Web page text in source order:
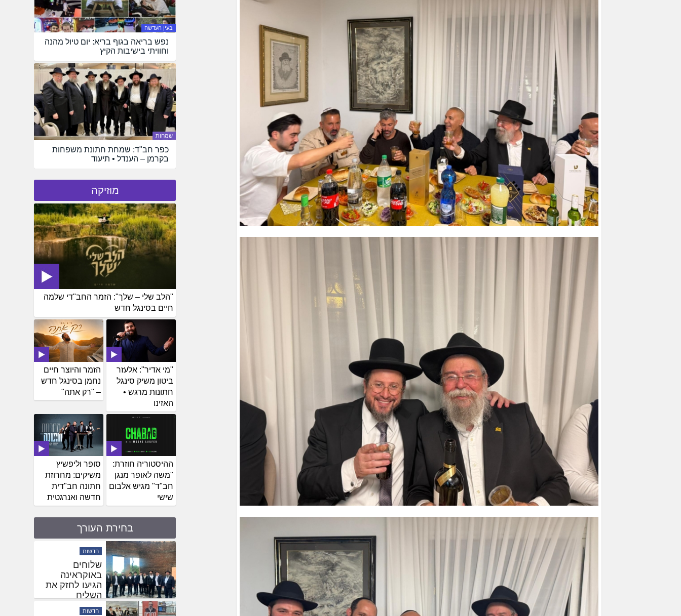
בעין העדשה
נפש בריאה בגוף בריא: יום טיול מהנה
וחוויתי בישיבות הקיץ
שמחות
כפר חב"ד: שמחת חתונת משפחות
בקרמן – הענדל • תיעוד
מוזיקה
"הלב שלי – שלך": הזמר החב"די שלמה
חיים בסינגל חדש
הזמר והיוצר חיים
נחמן בסינגל חדש
– "רק אתה"
"מי אדיר": אלעזר
ביטון משיק סינגל
חתונות מרגש •
האזינו
סופר וליפשיץ
משיקים: מחרוזת
חתונה חב"דית
חדשה ואנרגטית
ההיסטוריה חוזרת:
"משה לאופר מנגן
חב"ד" מגיש אלבום
שישי
בחירת העורך
בעין העדשה
שיינברגר תיעד:
חסידי חב"ד
נוהרים לציונו
של ר' לויק
באלמא אטא
חדשות
שלוחים
באוקראינה
הגיעו לחזק את
השליח
בהאדיטש